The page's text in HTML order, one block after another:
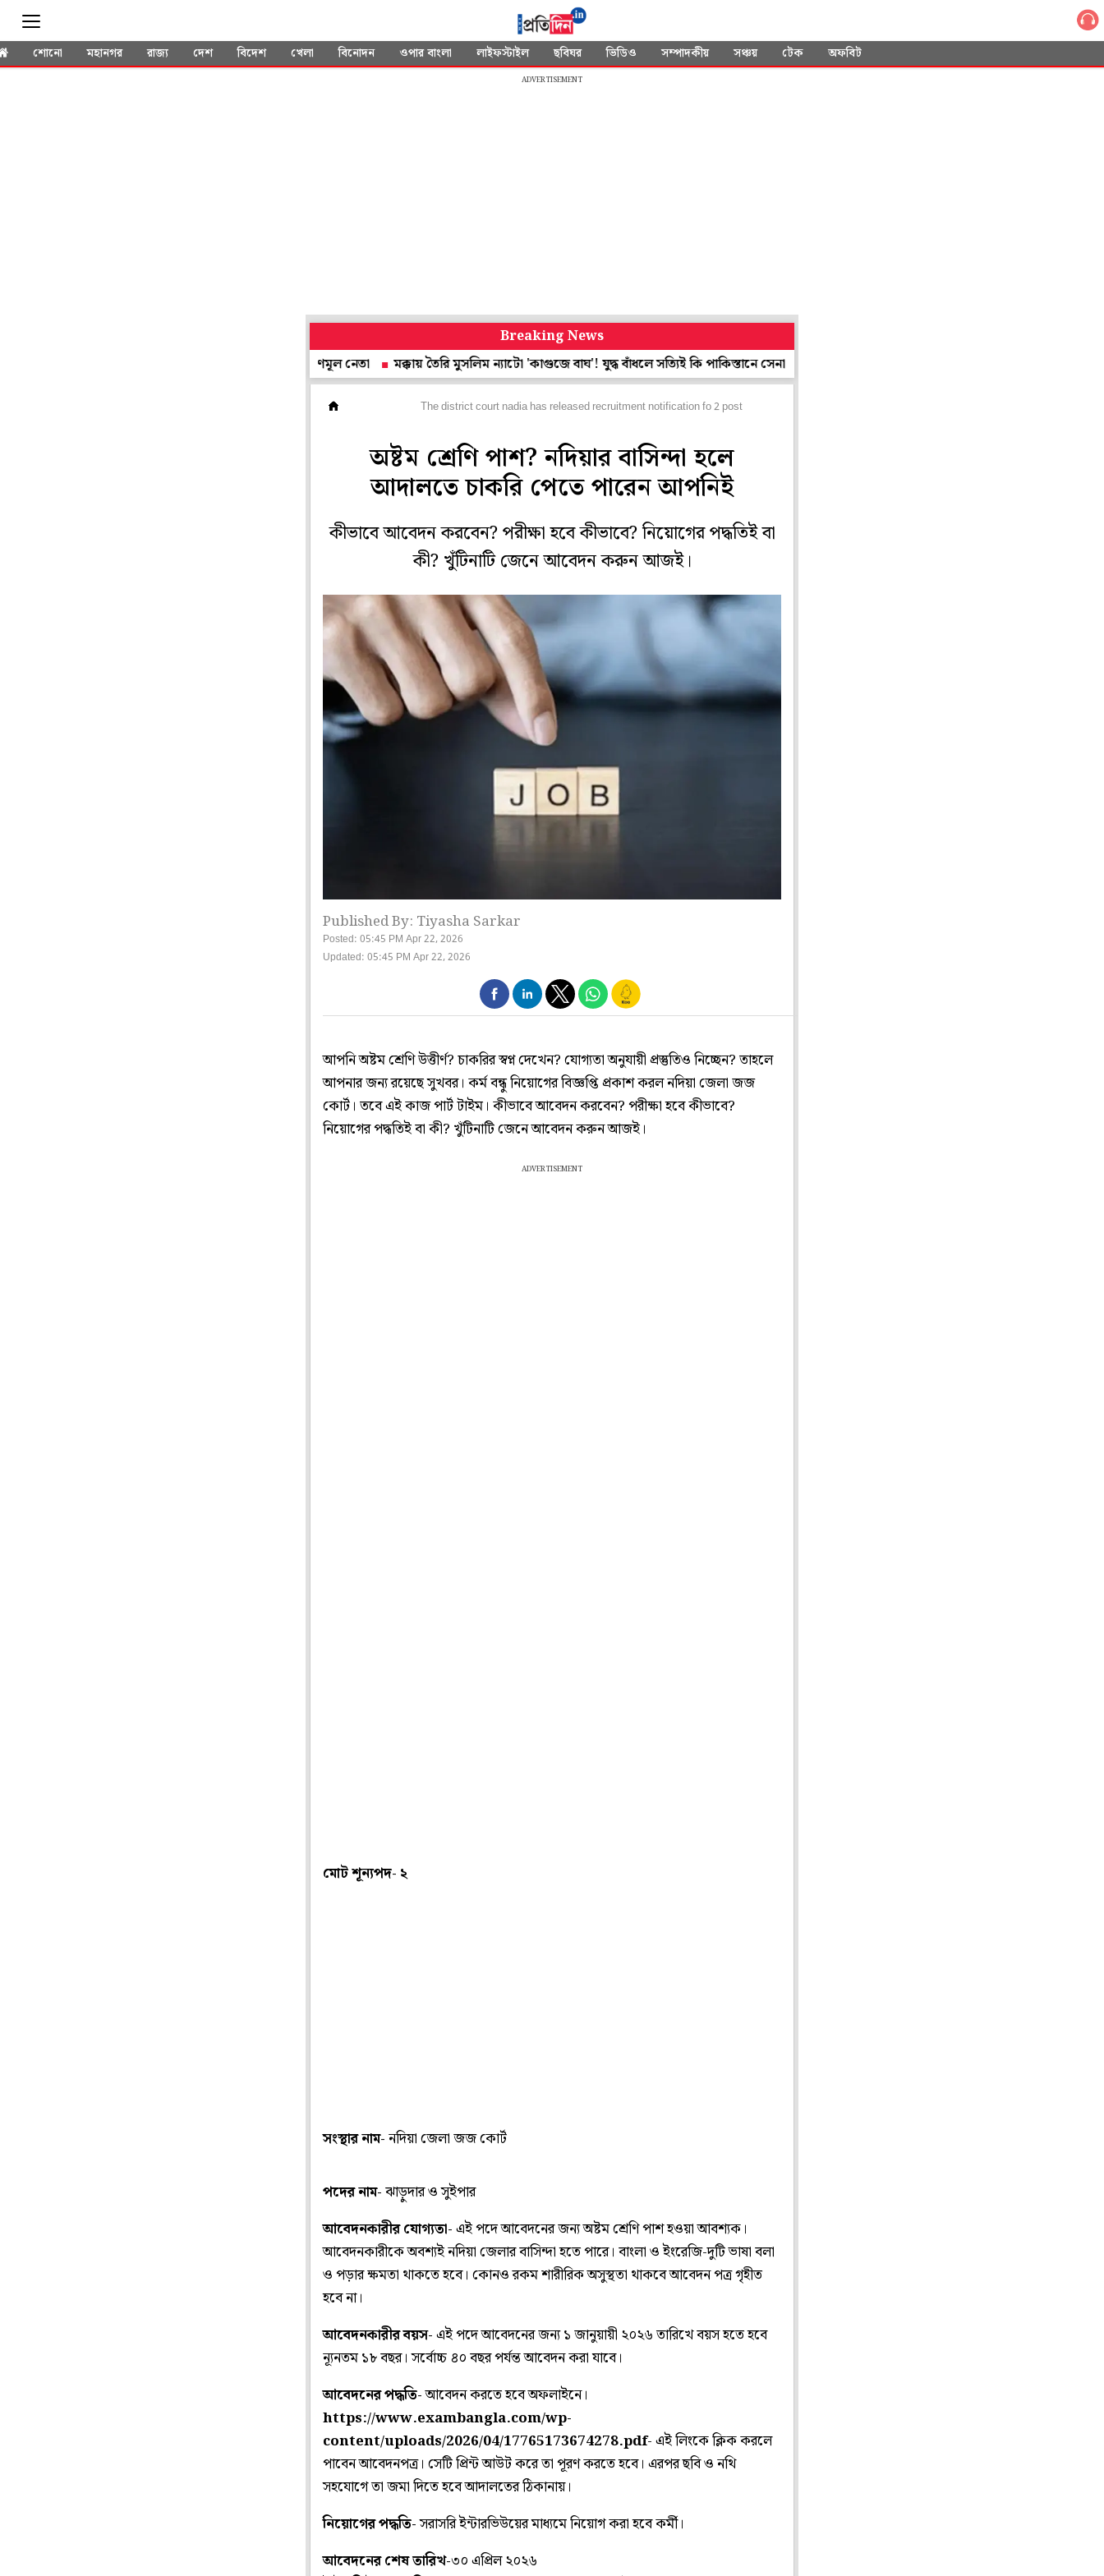
শোনো মহানগর রাজ্য দেশ বিদেশ খেলা বিনোদন ওপার বাংলা লাইফস্টাইল ছবিঘর ভিডিও সম্পাদকীয় সঞ্চয় টেক অফবিট
ADVERTISEMENT
Breaking News
কর্মীকে মারধর, মাকে শ্লীলতাহানি! পুলিশের জালে তৃণমূল নেতা
মক্কায় তৈরি মুসলিম ন্যাটো 'কাগুজে বাঘ'! যুদ্ধ বাঁধলে সত্যিই কি পাকিস্তানে সেনা পাঠাবে তুরস্ক-সৌদি?
The district court nadia has released recruitment notification fo 2 post
অষ্টম শ্রেণি পাশ? নদিয়ার বাসিন্দা হলে
আদালতে চাকরি পেতে পারেন আপনিই
কীভাবে আবেদন করবেন? পরীক্ষা হবে কীভাবে? নিয়োগের পদ্ধতিই বা
কী? খুঁটিনাটি জেনে আবেদন করুন আজই।
Published By: Tiyasha Sarkar
Posted: 05:45 PM Apr 22, 2026
Updated: 05:45 PM Apr 22, 2026
আপনি অষ্টম শ্রেণি উত্তীর্ণ? চাকরির স্বপ্ন দেখেন? যোগ্যতা অনুযায়ী প্রস্তুতিও নিচ্ছেন? তাহলে
আপনার জন্য রয়েছে সুখবর। কর্ম বন্ধু নিয়োগের বিজ্ঞপ্তি প্রকাশ করল নদিয়া জেলা জজ
কোর্ট। তবে এই কাজ পার্ট টাইম। কীভাবে আবেদন করবেন? পরীক্ষা হবে কীভাবে?
নিয়োগের পদ্ধতিই বা কী? খুঁটিনাটি জেনে আবেদন করুন আজই।
ADVERTISEMENT
মোট শূন্যপদ- ২
সংস্থার নাম-নদিয়া জেলা জজ কোর্ট
পদের নাম-ঝাড়ুদার ও সুইপার
আবেদনকারীর যোগ্যতা-এই পদে আবেদনের জন্য অষ্টম শ্রেণি পাশ হওয়া আবশ্যক।
আবেদনকারীকে অবশ্যই নদিয়া জেলার বাসিন্দা হতে পারে। বাংলা ও ইংরেজি-দুটি ভাষা বলা
ও পড়ার ক্ষমতা থাকতে হবে। কোনও রকম শারীরিক অসুস্থতা থাকবে আবেদন পত্র গৃহীত
হবে না।
আবেদনকারীর বয়স-এই পদে আবেদনের জন্য ১ জানুয়ায়ী ২০২৬ তারিখে বয়স হতে হবে
ন্যূনতম ১৮ বছর। সর্বোচ্চ ৪০ বছর পর্যন্ত আবেদন করা যাবে।
আবেদনের পদ্ধতি-আবেদন করতে হবে অফলাইনে।
https://www.exambangla.com/wp-
content/uploads/2026/04/17765173674278.pdf- এই লিংকে ক্লিক করলে
পাবেন আবেদনপত্র। সেটি প্রিন্ট আউট করে তা পূরণ করতে হবে। এরপর ছবি ও নথি
সহযোগে তা জমা দিতে হবে আদালতের ঠিকানায়।
নিয়োগের পদ্ধতি-সরাসরি ইন্টারভিউয়ের মাধ্যমে নিয়োগ করা হবে কর্মী।
আবেদনের শেষ তারিখ-৩০ এপ্রিল ২০২৬